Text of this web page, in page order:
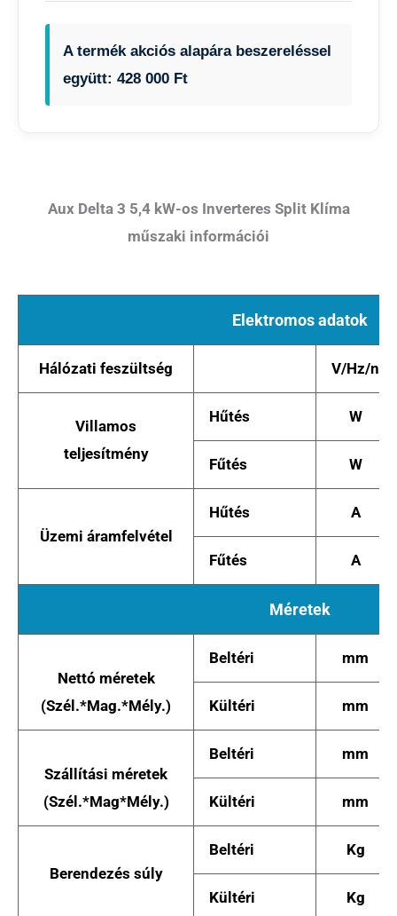
A termék akciós alapára beszereléssel
együtt: 428 000 Ft
Aux Delta 3 5,4 kW-os Inverteres Split Klíma
műszaki információi
Elektromos adatok
Hálózati feszültség V/Hz/n
Villamos
teljesítmény
Hűtés W
Fűtés W
Üzemi áramfelvétel
Hűtés A
Fűtés A
Méretek
Nettó méretek
(Szél.*Mag.*Mély.)
Beltéri mm
Kültéri mm
Szállítási méretek
(Szél.*Mag*Mély.)
Beltéri mm
Kültéri mm
Berendezés súly
Beltéri Kg
Kültéri Kg